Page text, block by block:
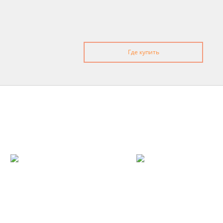
Где купить